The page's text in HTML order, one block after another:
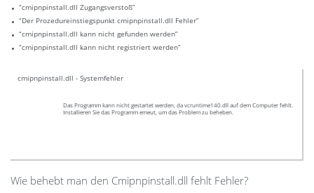
“cmipnpinstall.dll Zugangsverstoß”
“Der Prozedureinstiegspunkt cmipnpinstall.dll Fehler”
“cmipnpinstall.dll kann nicht gefunden werden”
“cmipnpinstall.dll kann nicht registriert werden”
cmipnpinstall.dll - Systemfehler
Das Programm kann nicht gestartet werden, da vcruntime140.dll auf dem Computer fehlt.
Installieren Sie das Programm emeut, um das Problem zu beheben.
Wie behebt man den Cmipnpinstall.dll fehlt Fehler?